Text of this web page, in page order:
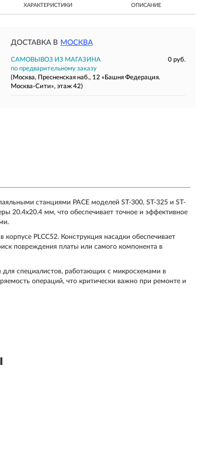
ХАРАКТЕРИСТИКИ ОПИСАНИЕ
ДОСТАВКА В МОСКВА
САМОВЫВОЗ ИЗ МАГАЗИНА
0 руб.
по предварительному заказу
(Москва, Пресненская наб., 12 «Башня Федерация.
Москва-Сити», этаж 42)
станциями PACE моделей ST-300, ST-325 и ST-
20.4x20.4 мм, что обеспечивает точное и эффективное
PLCC52. Конструкция насадки обеспечивает
повреждения платы или самого компонента в
для специалистов, работающих с микросхемами в
операций, что критически важно при ремонте и